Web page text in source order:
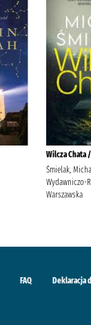
Wilcza Chata /
Śmielak,
Wydawniczo-
Warszawska
FAQ Deklaracja